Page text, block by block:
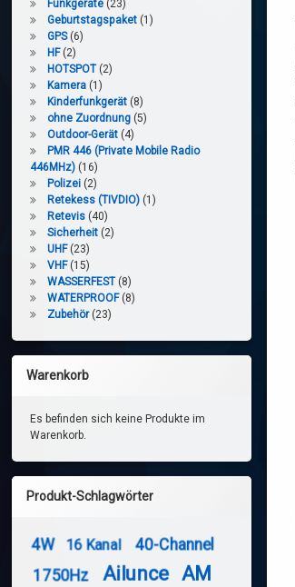
Funkgeräte (23)
Geburtstagspaket (1)
GPS (6)
HF (2)
HOTSPOT (2)
Kamera (1)
Kinderfunkgerät (8)
ohne Zuordnung (5)
Outdoor-Gerät (4)
PMR 446 (Private Mobile Radio
446MHz) (16)
Polizei (2)
Retekess (TIVDIO) (1)
Retevis (40)
Sicherheit (2)
UHF (23)
VHF (15)
WASSERFEST (8)
WATERPROOF (8)
Zubehör (23)
Warenkorb
Es befinden sich keine Produkte im
Warenkorb.
Produkt-Schlagwörter
4W 16 Kanal
40-Channel
1750Hz
Ailunce AM